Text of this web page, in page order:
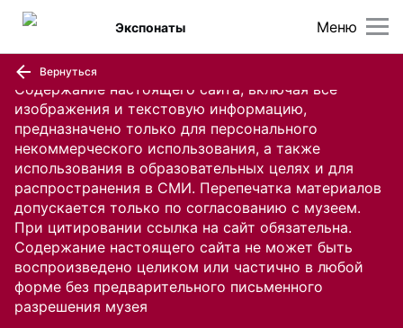
Содержание настоящего сайта, включая все
изображения и текстовую информацию,
предназначено только для персонального
некоммерческого использования, а также
использования в образовательных целях и для
распространения в СМИ. Перепечатка материалов
допускается только по согласованию с музеем.
При цитировании ссылка на сайт обязательна.
Содержание настоящего сайта не может быть
воспроизведено целиком или частично в любой
форме без предварительного письменного
разрешения музея
Меню
Экспонаты
Вернуться